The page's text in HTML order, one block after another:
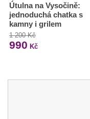
Útulna na Vysočině:
jednoduchá chatka s
kamny i grilem
1 200 Kč
990 Kč